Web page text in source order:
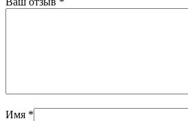
Имя *